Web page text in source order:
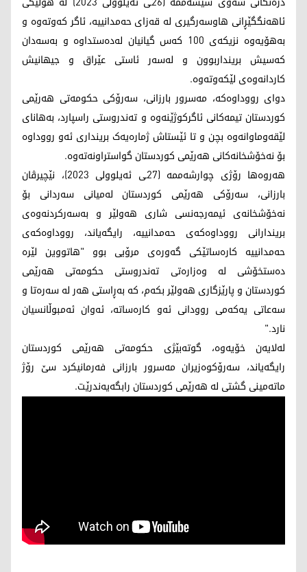
ئاهه‌نگگێڕانی هاوسه‌رگیری له‌ قه‌زای حه‌مدانییه‌، ئاگر كه‌وته‌وه‌ و
به‌هۆیه‌وه‌ نزیکەی 100 كه‌س گیانیان له‌ده‌ستداوه ‌و به‌سه‌دان
كه‌سیش برینداربوون و له‌سه‌ر ئاستی عێراق و جیهانیش
كاردانه‌وه‌ی لێكه‌وته‌وه‌.
دوای رووداوەکە، مەسرور بارزانی، سەرۆکی حکومەتی هەرێمی
کوردستان تیمەکانی ئاگرکوژێنەوە و تەندروستی راسپارد، بەهانای
لێقەوماوانەوه‌ بچن و تا ئێستاش ژمارەیەک برینداری ئەو رووداوە
بۆ نەخۆشخانەکانی هەرێمی کوردستان گواستراونەتەوە.
هەروەها رۆژی چوارشەممە (27ـی ئەیلوولی 2023)، نێچیرڤان
بارزانی، سەرۆکی هەرێمی کوردستان له‌میانی سه‌ردانی بۆ
نه‌خۆشخانه‌ی ئیمه‌رجه‌نسی شاری هه‌ولێر و به‌سه‌ركردنه‌وه‌ی
بریندارانی رووداوه‌كه‌ی حه‌مدانییه‌، رایگه‌یاند، رووداوه‌كه‌ی
حه‌مدانییه‌ كاره‌ساتێكی گه‌وره‌ی مرۆیی بوو "هاتووین لێره‌
ده‌ستخۆشی له‌ وه‌زاره‌تی ته‌ندروستی حكومه‌تی هه‌رێمی
كوردستان و پارێزگاری هه‌ولێر بكه‌م، كه‌ به‌ڕاستی هه‌ر له‌ سه‌ره‌تا و
سه‌عاتی یه‌كه‌می روودانی ئه‌و كاره‌ساته‌، ئه‌وان ئه‌مبوڵانسیان
نارد."
لەلایەن خۆیەوە، گوته‌بێژی حكومه‌تی هه‌رێمی كوردستان
رایگەیاند، سەرۆکوەزیران مەسرور بارزانی فەرمانیکرد سێ رۆژ
ماتەمینی گشتی لە هەرێمی کوردستان رابگەیه‌ندرێت.